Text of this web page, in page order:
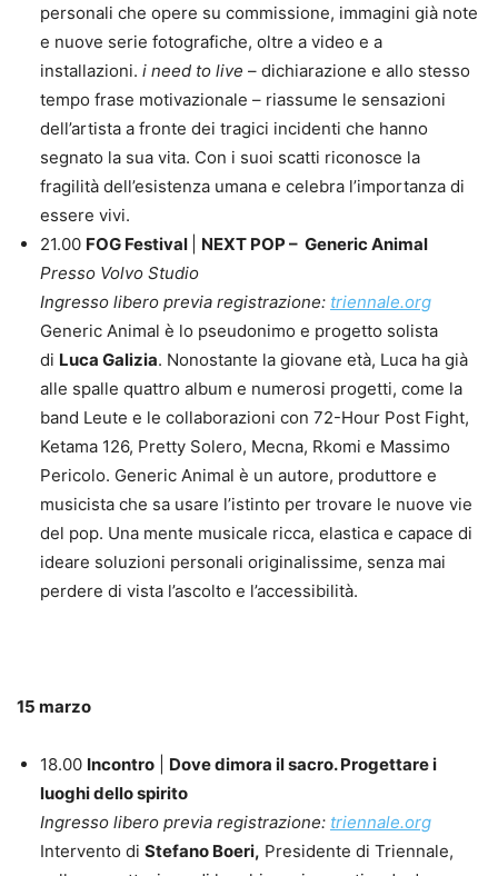
personali che opere su commissione, immagini già note
e nuove serie fotografiche, oltre a video e a
installazioni. i need to live – dichiarazione e allo stesso
tempo frase motivazionale – riassume le sensazioni
dell’artista a fronte dei tragici incidenti che hanno
segnato la sua vita. Con i suoi scatti riconosce la
fragilità dell’esistenza umana e celebra l’importanza di
essere vivi.
21.00 FOG Festival
NEXT POP – Generic Animal
Presso Volvo Studio
Ingresso libero previa registrazione: triennale.org
Generic Animal è lo pseudonimo e progetto solista
di Luca Galizia. Nonostante la giovane età, Luca ha già
alle spalle quattro album e numerosi progetti, come la
band Leute e le collaborazioni con 72-Hour Post Fight,
Ketama 126, Pretty Solero, Mecna, Rkomi e Massimo
Pericolo. Generic Animal è un autore, produttore e
musicista che sa usare l’istinto per trovare le nuove vie
del pop. Una mente musicale ricca, elastica e capace di
ideare soluzioni personali originalissime, senza mai
perdere di vista l’ascolto e l’accessibilità.
15 marzo
18.00 Incontro
Dove dimora il sacro. Progettare i
luoghi dello spirito
Ingresso libero previa registrazione: triennale.org
Intervento di Stefano Boeri, Presidente di Triennale,